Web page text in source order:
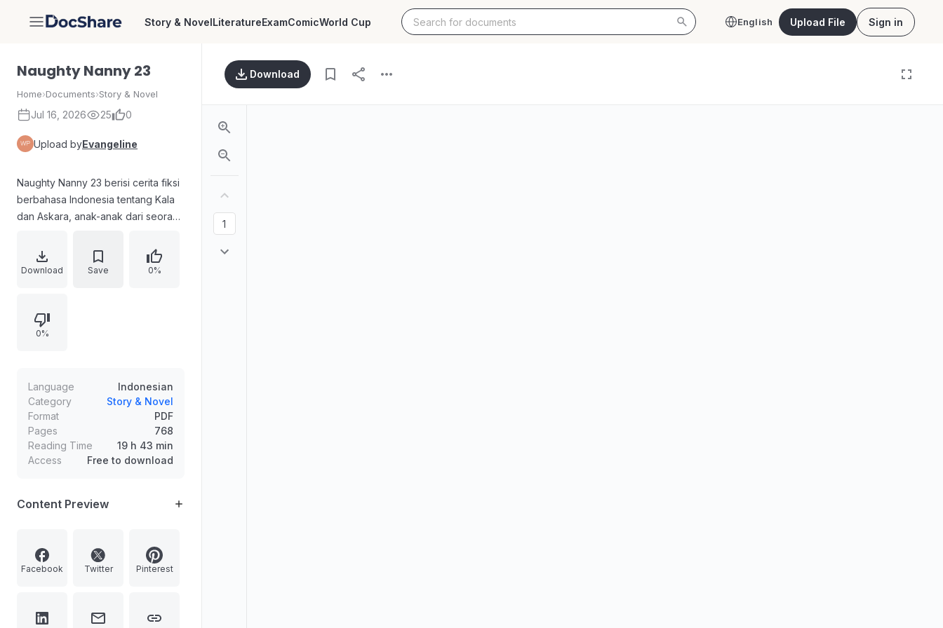
DocShare Story & NovelLiteratureExamComicWorld Cup English Upload File Sign in
Naughty Nanny 23
Home›Documents›Story & Novel
Jul 16, 2026 25 0
Upload byEvangeline
Naughty Nanny 23 berisi cerita fiksi
berbahasa Indonesia tentang Kala
dan Askara, anak-anak dari seorang
pengasuh baru bernama Pio. Konflik
dipicu oleh ketegangan, tipu daya,
paket COD bernilai sangat besar
yang memperumit situasi keluarga.
Download Save 0%
0%
Language
Indonesian
Category
Story & Novel
Format
PDF
Pages
768
Reading Time
19 h 43 min
Access
Free to download
Content Preview
Facebook Twitter Pinterest
Download